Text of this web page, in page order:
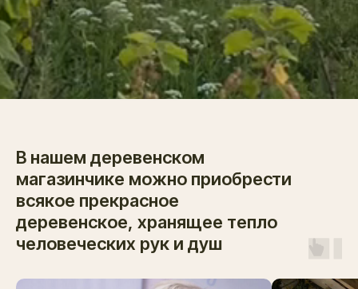
В нашем деревенском
магазинчике можно приобрести
всякое прекрасное
деревенское, хранящее тепло
человеческих рук и душ